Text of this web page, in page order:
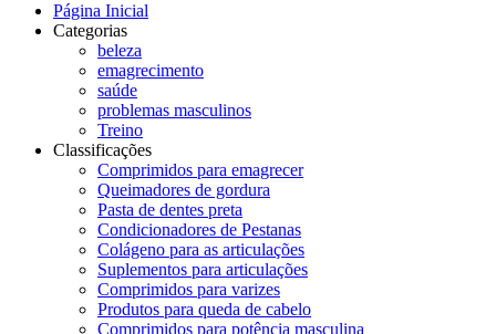
Página Inicial
Categorias
beleza
emagrecimento
saúde
problemas masculinos
Treino
Classificações
Comprimidos para emagrecer
Queimadores de gordura
Pasta de dentes preta
Condicionadores de Pestanas
Colágeno para as articulações
Suplementos para articulações
Comprimidos para varizes
Produtos para queda de cabelo
Comprimidos para potência masculina